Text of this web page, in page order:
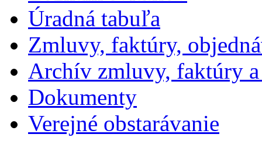
Úradná tabuľa
Zmluvy, faktúry,
Archív zmluvy, faktúry
Dokumenty
Verejné obstarávanie